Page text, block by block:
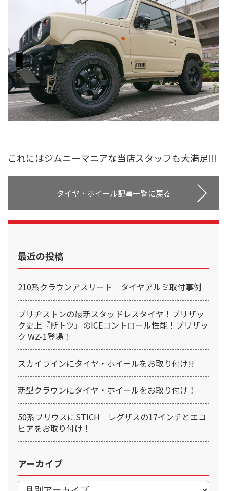
これにはジムニーマニアな当店スタッフも大満足!!!
タイヤ・ホイール記事一覧に戻る
最近の投稿
210系クラウンアスリート タイヤアルミ取付事例
ブリヂストンの最新スタッドレスタイヤ！ブリザッ
ク史上『断トツ』のICEコントロール性能！ブリザッ
ク WZ-1登場！
スカイラインにタイヤ・ホイールをお取り付け!!
新型クラウンにタイヤ・ホイールをお取り付け！
50系プリウスにSTICH レグザスの17インチとエコ
ピアをお取り付け！
アーカイブ